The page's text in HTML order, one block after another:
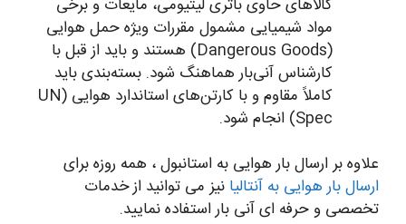
کالاهای حاوی باتری لیتیومی، مایعات و برخی
مواد شیمیایی مشمول مقررات ویژه حمل هوایی
(Dangerous Goods) هستند و باید از قبل با
کارشناس آنی‌بار هماهنگ شود. بسته‌بندی باید
کاملاً مقاوم و با کارتن‌های استاندارد هوایی (UN
Spec) انجام شود.
علاوه بر ارسال بار هوایی به استانبول ، همه روزه برای
ارسال بار هوایی به آنتالیا نیز می توانید از خدمات
تخصصی و حرفه ای آنی بار استفاده نمایید.